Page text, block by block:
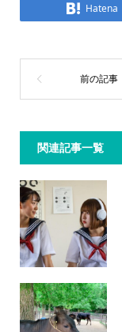
Hatena
関連記事一覧